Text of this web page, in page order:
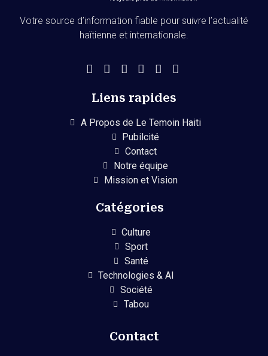
Votre source d’information fiable pour suivre l’actualité
haïtienne et internationale.
Liens rapides
A Propos de Le Temoin Haiti
Pubilcité
Contact
Notre équipe
Mission et Vision
Catégories
Culture
Sport
Santé
Technologies & AI
Société
Tabou
Contact